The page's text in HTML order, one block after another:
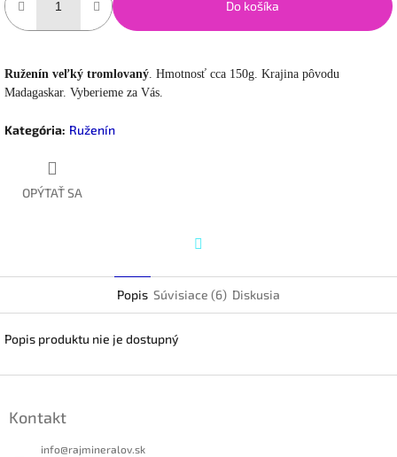
Do košíka
Ruženín veľký tromlovaný . Hmotnosť cca 150g. Krajina pôvodu
Madagaskar. Vyberieme za Vás.
Kategória: Ruženín
OPÝTAŤ SA
Popis Súvisiace (6) Diskusia
Popis produktu nie je dostupný
Kontakt
info@rajmineralov.sk